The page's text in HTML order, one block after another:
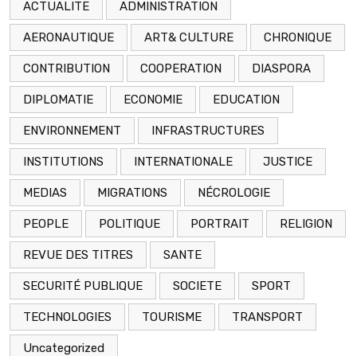
ACTUALITE ADMINISTRATION
AERONAUTIQUE ART& CULTURE CHRONIQUE
CONTRIBUTION COOPERATION DIASPORA
DIPLOMATIE ECONOMIE EDUCATION
ENVIRONNEMENT INFRASTRUCTURES
INSTITUTIONS INTERNATIONALE JUSTICE
MEDIAS MIGRATIONS NÉCROLOGIE
PEOPLE POLITIQUE PORTRAIT RELIGION
REVUE DES TITRES SANTE
SECURITÉ PUBLIQUE SOCIETE SPORT
TECHNOLOGIES TOURISME TRANSPORT
Uncategorized